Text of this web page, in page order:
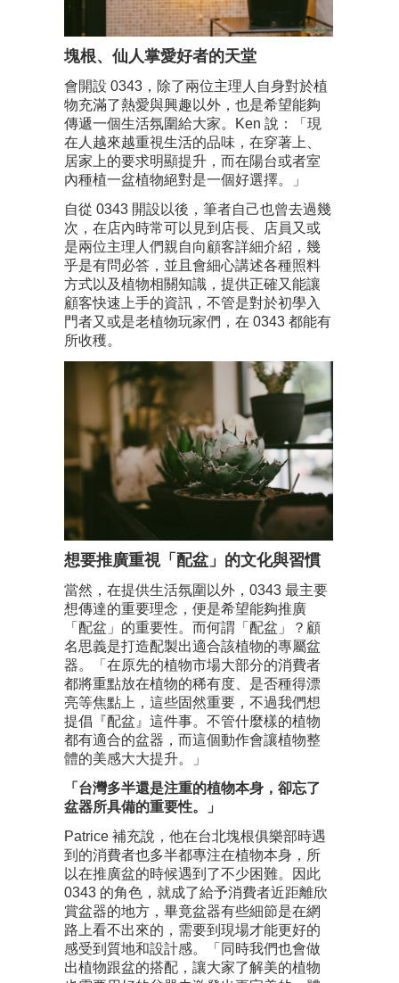
塊根、仙人掌愛好者的天堂
會開設 0343，除了兩位主理人自身對於植
物充滿了熱愛與興趣以外，也是希望能夠
傳遞一個生活氛圍給大家。Ken 說：「現
在人越來越重視生活的品味，在穿著上、
居家上的要求明顯提升，而在陽台或者室
內種植一盆植物絕對是一個好選擇。」
自從 0343 開設以後，筆者自己也曾去過幾
次，在店內時常可以見到店長、店員又或
是兩位主理人們親自向顧客詳細介紹，幾
乎是有問必答，並且會細心講述各種照料
方式以及植物相關知識，提供正確又能讓
顧客快速上手的資訊，不管是對於初學入
門者又或是老植物玩家們，在 0343 都能有
所收穫。
想要推廣重視「配盆」的文化與習慣
當然，在提供生活氛圍以外，0343 最主要
想傳達的重要理念，便是希望能夠推廣
「配盆」的重要性。而何謂「配盆」？顧
名思義是打造配製出適合該植物的專屬盆
器。「在原先的植物市場大部分的消費者
都將重點放在植物的稀有度、是否種得漂
亮等焦點上，這些固然重要，不過我們想
提倡『配盆』這件事。不管什麼樣的植物
都有適合的盆器，而這個動作會讓植物整
體的美感大大提升。」
「台灣多半還是注重的植物本身，卻忘了
盆器所具備的重要性。」
Patrice 補充說，他在台北塊根俱樂部時遇
到的消費者也多半都專注在植物本身，所
以在推廣盆的時候遇到了不少困難。因此
0343 的角色，就成了給予消費者近距離欣
賞盆器的地方，畢竟盆器有些細節是在網
路上看不出來的，需要到現場才能更好的
感受到質地和設計感。「同時我們也會做
出植物跟盆的搭配，讓大家了解美的植物